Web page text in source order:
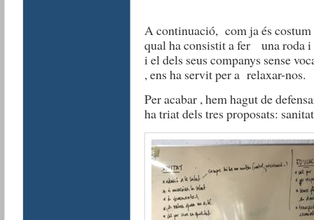
A continuació, com ja és
qual ha consistit a fer una roda i
i el dels seus companys sense
, ens ha servit per a relaxar-nos.
Per acabar , hem hagut de
ha triat dels tres proposats: